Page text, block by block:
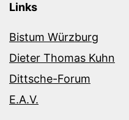
Links
Bistum Würzburg
Dieter Thomas Kuhn
Dittsche-Forum
E.A.V.